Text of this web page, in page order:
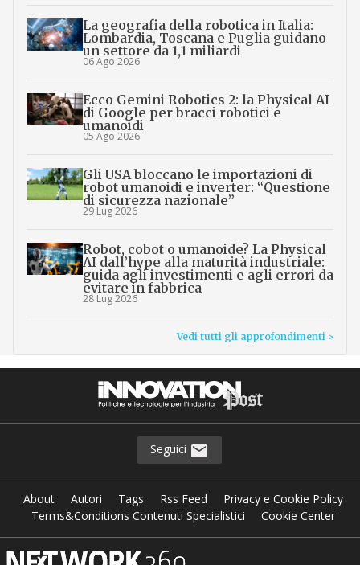
La geografia della robotica in Italia:
Lombardia, Toscana e Puglia guidano
un settore da 1,1 miliardi
06 Ago 2026
Ecco Gemini Robotics 2: la Physical AI
di Google per bracci robotici e
umanoidi
05 Ago 2026
Gli USA bloccano le importazioni di
robot umanoidi e inverter: “Questione
di sicurezza nazionale”
29 Lug 2026
Robot, cobot o umanoide? La Physical
AI dall’hype alla maturità industriale:
guida agli investimenti e agli errori da
evitare in fabbrica
28 Lug 2026
Vedi tutti gli approfondimenti >
Seguici
About Autori Tags Rss Feed
Privacy e Cookie Policy
Terms&Conditions Contenuti Specialistici
Cookie Center